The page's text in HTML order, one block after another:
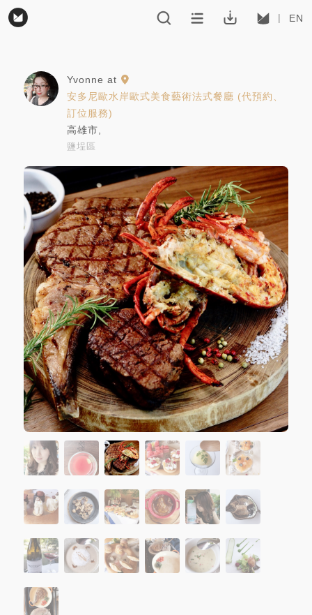
EN
Yvonne at
安多尼歐水岸歐式美食藝術法式餐廳 (代預約、
訂位服務)
高雄市
鹽埕區